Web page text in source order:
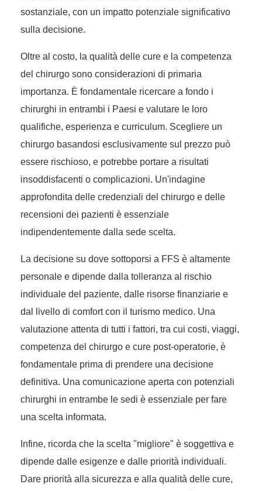
sostanziale, con un impatto potenziale significativo
sulla decisione.
Oltre al costo, la qualità delle cure e la competenza
del chirurgo sono considerazioni di primaria
importanza. È fondamentale ricercare a fondo i
chirurghi in entrambi i Paesi e valutare le loro
qualifiche, esperienza e curriculum. Scegliere un
chirurgo basandosi esclusivamente sul prezzo può
essere rischioso, e potrebbe portare a risultati
insoddisfacenti o complicazioni. Un'indagine
approfondita delle credenziali del chirurgo e delle
recensioni dei pazienti è essenziale
indipendentemente dalla sede scelta.
La decisione su dove sottoporsi a FFS è altamente
personale e dipende dalla tolleranza al rischio
individuale del paziente, dalle risorse finanziarie e
dal livello di comfort con il turismo medico. Una
valutazione attenta di tutti i fattori, tra cui costi, viaggi,
competenza del chirurgo e cure post-operatorie, è
fondamentale prima di prendere una decisione
definitiva. Una comunicazione aperta con potenziali
chirurghi in entrambe le sedi è essenziale per fare
una scelta informata.
Infine, ricorda che la scelta "migliore" è soggettiva e
dipende dalle esigenze e dalle priorità individuali.
Dare priorità alla sicurezza e alla qualità delle cure,